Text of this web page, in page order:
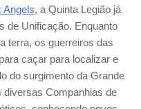
Angels, a Quinta Legião já
de Unificação. Enquanto
terra, os guerreiros das
caçar para localizar e
do surgimento da Grande
Companhias de